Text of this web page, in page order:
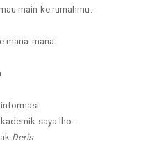
main ke rumahmu.
mana-mana
saya lho..
Deris.